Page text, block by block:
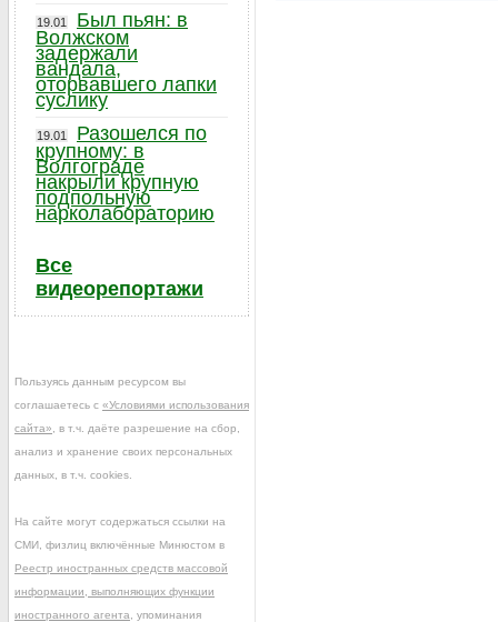
19.01
Был пьян: в
Волжском
задержали
вандала,
оторвавшего лапки
суслику
19.01
Разошелся по
крупному: в
Волгограде
накрыли крупную
подпольную
нарколабораторию
Все
видеорепортажи
Пользуясь данным ресурсом вы
соглашаетесь с «Условиями использования
сайта» , в т.ч. даёте разрешение на сбор,
анализ и хранение своих персональных
данных, в т.ч. cookies.
На сайте могут содержаться ссылки на
СМИ, физлиц включённые Минюстом в
Реестр иностранных средств массовой
информации, выполняющих функции
иностранного агента , упоминания